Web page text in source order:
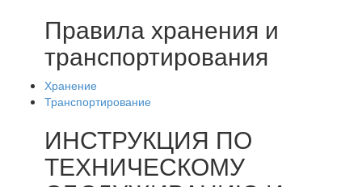
Правила хранения и
транспортирования
Хранение
Транспортирование
ИНСТРУКЦИЯ ПО
ТЕХНИЧЕСКОМУ